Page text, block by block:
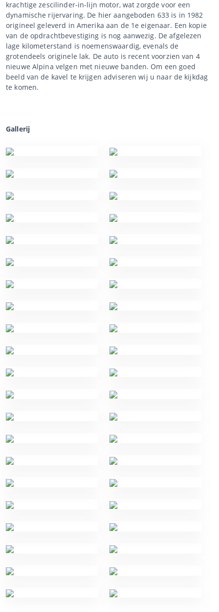
krachtige zescilinder-in-lijn motor, wat zorgde voor een
dynamische rijervaring. De hier aangeboden 633 is in 1982
origineel geleverd in Amerika aan de 1e eigenaar. Een kopie
van de opdrachtbevestiging is nog aanwezig. De afgelezen
lage kilometerstand is noemenswaardig, evenals de
grotendeels originele lak. De auto is recent voorzien van 4
nieuwe Alpina velgen met nieuwe banden. Om een goed
beeld van de kavel te krijgen adviseren wij u naar de kijkdag
te komen.
Gallerij